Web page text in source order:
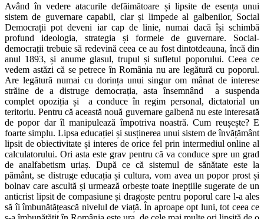
Având în vedere atacurile defăimătoare și lipsite de esența unui
sistem de guvernare capabil, clar și limpede al galbenilor, Social
Democrații pot deveni iar cap de linie, numai dacă își schimbă
profund ideologia, strategia și formele de guvernare. Social-
democrații trebuie să redevină ceea ce au fost dintotdeauna, încă din
anul 1893, și anume glasul, trupul și sufletul poporului. Ceea ce
vedem astăzi că se petrece în România nu are legătură cu poporul.
Are legătură numai cu dorința unui singur om mânat de interese
străine de a distruge democrația, asta însemnând a suspenda
complet opoziția și a conduce în regim personal, dictatorial un
teritoriu. Pentru că această nouă guvernare galbenă nu este interesată
de popor dar îl manipulează împotriva noastră. Cum reușește? E
foarte simplu. Lipsa educației și susținerea unui sistem de învățământ
lipsit de obiectivitate și interes de orice fel prin intermediul online al
calculatorului. Ori asta este grav pentru că va conduce spre un grad
de analfabetism uriaș. După ce că sistemul de sănătate este la
pământ, se distruge educația și cultura, vom avea un popor prost și
bolnav care ascultă și urmează orbește toate inepțiile sugerate de un
anticrist lipsit de compasiune și dragoste pentru poporul care l-a ales
să îi îmbunătățească nivelul de viață. În aproape opt luni, tot ceea ce